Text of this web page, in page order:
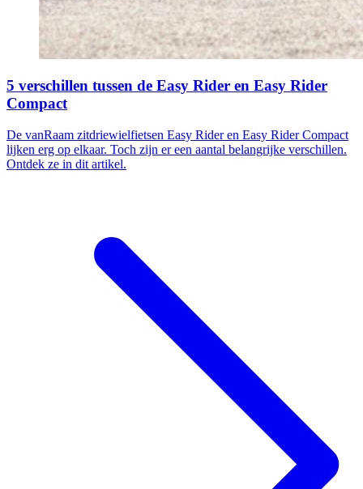
5 verschillen tussen de Easy Rider en Easy Rider
Compact
De vanRaam zitdriewielfietsen Easy Rider en Easy Rider Compact
lijken erg op elkaar. Toch zijn er een aantal belangrijke verschillen.
Ontdek ze in dit artikel.